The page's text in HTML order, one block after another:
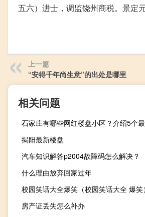
五六）进士，调监饶州商税。景定
上一篇
“安得千年尚生意”的出处是哪里
相关问题
石家庄有哪些网红楼盘小区？介绍5个
揭阳最新楼盘
汽车知识解答p2004故障码怎么解决？
什么理由放弃回家过年
校园笑话大全爆笑（校园笑话大全 爆笑）
房产证丢失怎么补办